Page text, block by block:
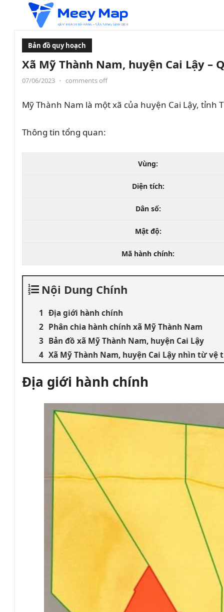
Bản đồ quy hoạch
Xã Mỹ Thành Nam, huyện Cai Lậy –
07/06/2023 • comments off
Mỹ Thành Nam là một xã của huyện Cai Lậy, tỉnh
Thông tin tổng quan:
Vùng:
Diện tích:
Dân số:
Mật độ:
Mã hành chính:
Nội Dung Chính
Địa giới hành chính
Phân chia hành chính xã Mỹ Thành Nam
Bản đồ xã Mỹ Thành Nam, huyện Cai Lậy
Xã Mỹ Thành Nam, huyện Cai Lậy nhìn từ vệ
Địa giới hành chính